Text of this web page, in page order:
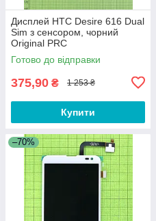
Дисплей HTC Desire 616 Dual
Sim з сенсором, чорний
Original PRC
Готово до відправки
375,90 ₴ 1 253 ₴
Купити
–70%